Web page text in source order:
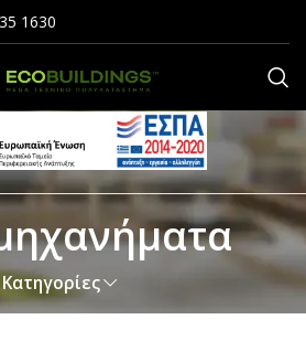
1630
Κατηγορίες